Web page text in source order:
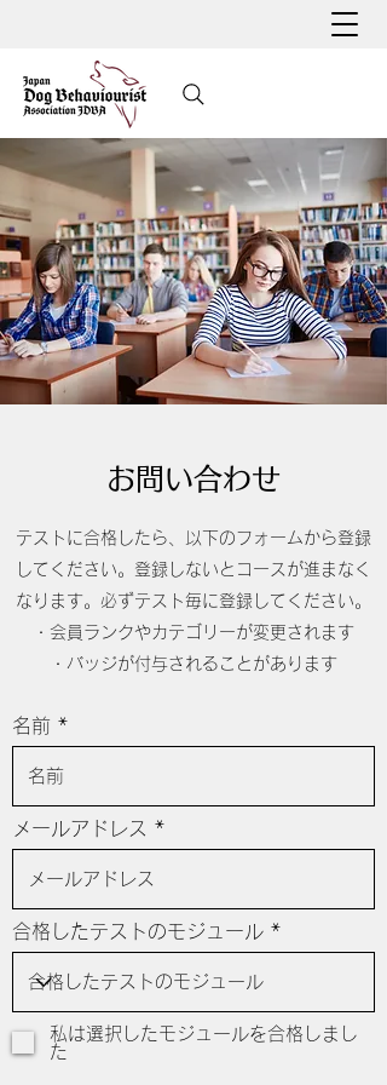
お問い合わせ
テストに合格したら、以下のフォームから登録
してください。登録しないとコースが進まなく
なります。必ずテスト毎に登録してください。
・会員ランクやカテゴリーが変更されます
・バッジが付与されることがあります
名前
メールアドレス
合格したテストのモジュール
私は選択したモジュールを合格しまし
た